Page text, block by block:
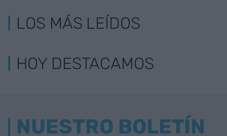
LOS MÁS LEÍDOS
HOY DESTACAMOS
NUESTRO BOLETÍN